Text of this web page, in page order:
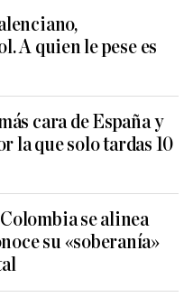
A quien le pese es
cara de España y
la que solo tardas 10
se alinea
su «soberanía»